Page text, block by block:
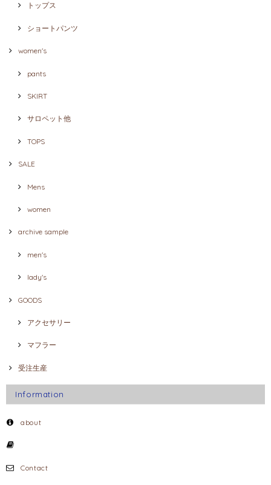
トップス
ショートパンツ
women's
pants
SKIRT
サロペット他
TOPS
SALE
Mens
women
archive sample
men's
lady's
GOODS
アクセサリー
マフラー
受注生産
Information
about
Contact